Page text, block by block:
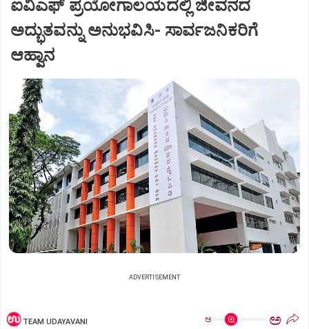
ಐವಿಎಫ್ ಪ್ರಯೋಗಾಲಯದಲ್ಲಿ ಜೀವನದ
ಅದ್ಭುತವನ್ನು ಅನುಭವಿಸಿ- ಸಾರ್ವಜನಿಕರಿಗೆ
ಆಹ್ವಾನ
ADVERTISEMENT
TEAM UDAYAVANI ಅ ಅ